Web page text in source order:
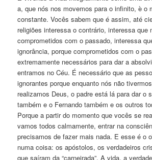
a, que nós nos movemos para o infinito, è o
constante. Vocês sabem que é assim, até
religiões interessa o contrário, interessa que
comprometidos com o passado, interessa
ignorância, porque comprometidos com o
extremamente necessários para dar a
entramos no Céu. É necessário que as
ignorantes porque enquanto nós não
realizamos Deus, o padre está lá para dar o
também e o Fernando também e os outros
Porque a partir do momento que vocês se
vamos todos calmamente, entrar na
precisamos de fazer mais nada. E esse é o
numa coisa: os apóstolos, os verdadeiros
que saíram da “carneirada”. A vida, a